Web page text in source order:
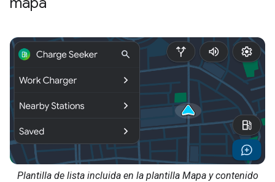
Plantilla de lista incluida en la plantilla Mapa y contenido